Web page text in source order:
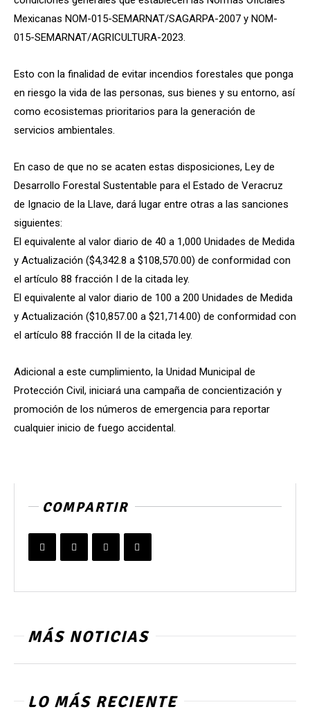
Mexicanas NOM-015-SEMARNAT/SAGARPA-2007 y NOM-
015-SEMARNAT/AGRICULTURA-2023.
Esto con la finalidad de evitar incendios forestales que ponga
en riesgo la vida de las personas, sus bienes y su entorno, así
como ecosistemas prioritarios para la generación de
servicios ambientales.
En caso de que no se acaten estas disposiciones, Ley de
Desarrollo Forestal Sustentable para el Estado de Veracruz
de Ignacio de la Llave, dará lugar entre otras a las sanciones
siguientes:
El equivalente al valor diario de 40 a 1,000 Unidades de Medida
y Actualización ($4,342.8 a $108,570.00) de conformidad con
el artículo 88 fracción I de la citada ley.
El equivalente al valor diario de 100 a 200 Unidades de Medida
y Actualización ($10,857.00 a $21,714.00) de conformidad con
el artículo 88 fracción II de la citada ley.
Adicional a este cumplimiento, la Unidad Municipal de
Protección Civil, iniciará una campaña de concientización y
promoción de los números de emergencia para reportar
cualquier inicio de fuego accidental.
COMPARTIR
MÁS NOTICIAS
LO MÁS RECIENTE